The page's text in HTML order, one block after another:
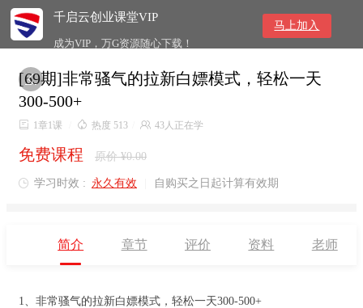
千启云创业课堂VIP
成为VIP，万G资源随心下载！
马上加入

[69期]非常骚气的拉新白嫖模式，轻松一天
300-500+
 1章1课  热度 513  43人正在学
免费课程 原价 ¥0.00
 学习时效 : 永久有效 自购买之日起计算有效期
简介 章节 评价 资料 老师
1、非常骚气的拉新白嫖模式，轻松一天300-500+